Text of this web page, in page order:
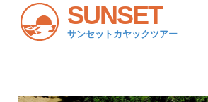
SUNSET
サンセットカヤックツアー